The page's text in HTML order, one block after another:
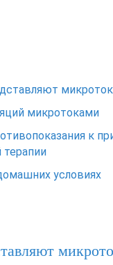
микротоками
к
условиях